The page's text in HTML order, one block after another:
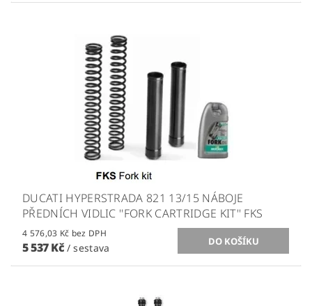
DUCATI HYPERSTRADA 821 13/15 NÁBOJE
PŘEDNÍCH VIDLIC ''FORK CARTRIDGE KIT'' FKS
4 576,03 Kč bez DPH
5 537 Kč / sestava